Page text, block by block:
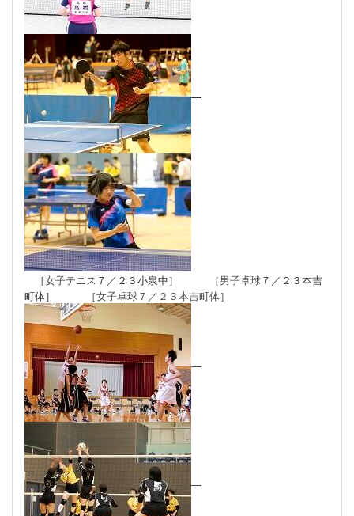
［女子テニス ７／２３小泉中］ ［男子卓球７／２３本吉
町体］
［女子卓球７／２３本吉町体］